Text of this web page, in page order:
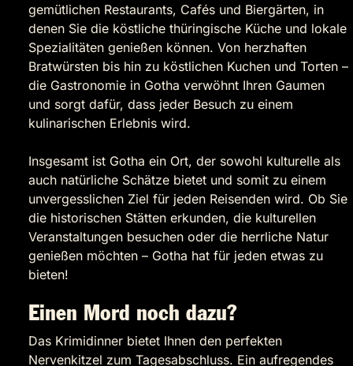
gemütlichen Restaurants, Cafés und Biergärten, in
denen Sie die köstliche thüringische Küche und lokale
Spezialitäten genießen können. Von herzhaften
Bratwürsten bis hin zu köstlichen Kuchen und Torten –
die Gastronomie in Gotha verwöhnt Ihren Gaumen
und sorgt dafür, dass jeder Besuch zu einem
kulinarischen Erlebnis wird.
Insgesamt ist Gotha ein Ort, der sowohl kulturelle als
auch natürliche Schätze bietet und somit zu einem
unvergesslichen Ziel für jeden Reisenden wird. Ob Sie
die historischen Stätten erkunden, die kulturellen
Veranstaltungen besuchen oder die herrliche Natur
genießen möchten – Gotha hat für jeden etwas zu
bieten!
Einen Mord noch dazu?
Das Krimidinner bietet Ihnen den perfekten
Nervenkitzel zum Tagesabschluss. Ein aufregendes